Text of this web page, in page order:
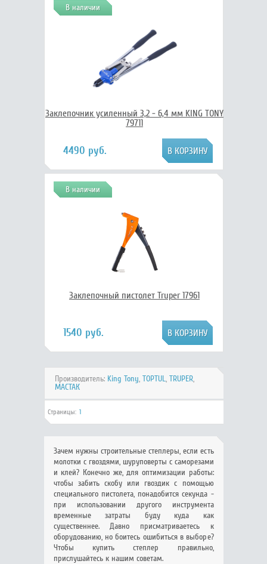
В наличии
Заклепочник усиленный 3,2 - 6,4 мм KING TONY
79711
4490 руб.
В наличии
Заклепочный пистолет Truper 17961
1540 руб.
Производитель: King Tony, TOPTUL, TRUPER,
МАСТАК
Страницы: 1
Зачем нужны строительные степлеры, если есть
молотки с гвоздями, шуруповерты с саморезами
и клей? Конечно же, для оптимизации работы:
чтобы забить скобу или гвоздик с помощью
специального пистолета, понадобится секунда -
при использовании другого инструмента
временные затраты буду куда как
существеннее. Давно присматриваетесь к
оборудованию, но боитесь ошибиться в выборе?
Чтобы купить степлер правильно,
прислушайтесь к нашим советам.